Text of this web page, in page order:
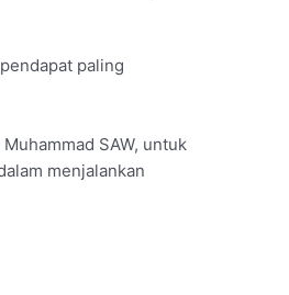
paling
SAW, untuk
menjalankan